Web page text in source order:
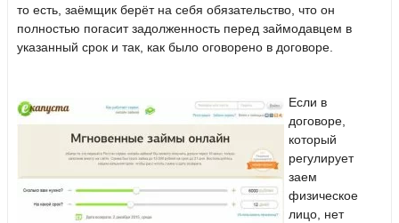
то есть, заёмщик берёт на себя обязательство, что он
полностью погасит задолженность перед займодавцем в
указанный срок и так, как было оговорено в договоре.
Если в
договоре,
который
регулирует
заем
физическое
лицо, нет